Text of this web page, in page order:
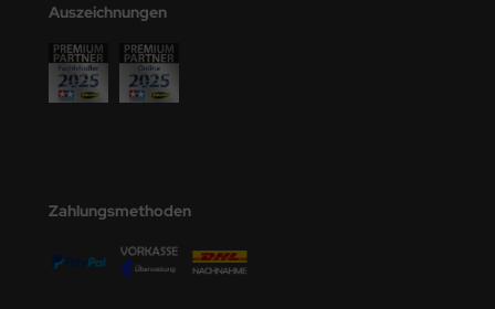
Auszeichnungen
Zahlungsmethoden
Model